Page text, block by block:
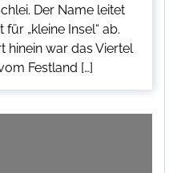
Der Name leitet
„kleine Insel“ ab.
hinein war das Viertel
Festland […]